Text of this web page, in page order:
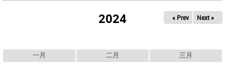
2024 « Prev Next »
一月 二月 三月